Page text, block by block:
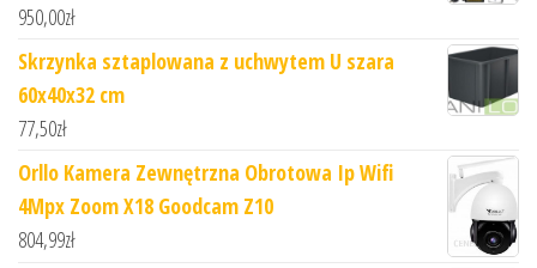
950,00zł
Skrzynka sztaplowana z uchwytem U szara
60x40x32 cm
77,50zł
Orllo Kamera Zewnętrzna Obrotowa Ip Wifi
4Mpx Zoom X18 Goodcam Z10
804,99zł